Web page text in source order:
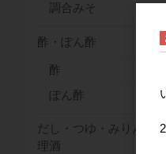
調合みそ
酢・ぽん酢
酢
ぽん酢
だし・つゆ・みりん・
理酒